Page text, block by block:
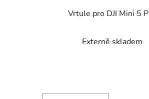
Vrtule pro DJI Mini 5
Externě skladem